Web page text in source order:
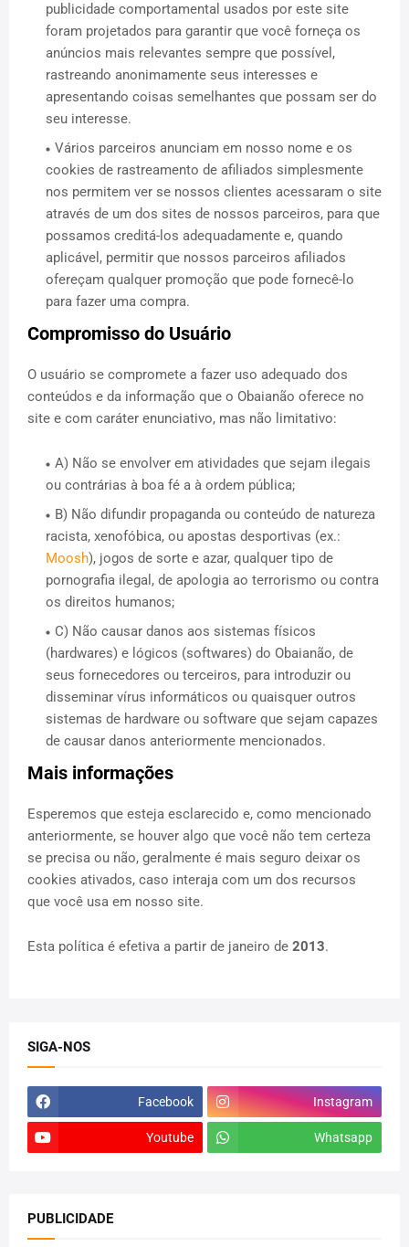
publicidade comportamental usados ​​por este site
foram projetados para garantir que você forneça os
anúncios mais relevantes sempre que possível,
rastreando anonimamente seus interesses e
apresentando coisas semelhantes que possam ser do
seu interesse.
Vários parceiros anunciam em nosso nome e os
cookies de rastreamento de afiliados simplesmente
nos permitem ver se nossos clientes acessaram o site
através de um dos sites de nossos parceiros, para que
possamos creditá-los adequadamente e, quando
aplicável, permitir que nossos parceiros afiliados
ofereçam qualquer promoção que pode fornecê-lo
para fazer uma compra.
Compromisso do Usuário
O usuário se compromete a fazer uso adequado dos
conteúdos e da informação que o Obaianão oferece no
site e com caráter enunciativo, mas não limitativo:
A) Não se envolver em atividades que sejam ilegais
ou contrárias à boa fé a à ordem pública;
B) Não difundir propaganda ou conteúdo de natureza
racista, xenofóbica, ou apostas desportivas (ex.:
Moosh), jogos de sorte e azar, qualquer tipo de
pornografia ilegal, de apologia ao terrorismo ou contra
os direitos humanos;
C) Não causar danos aos sistemas físicos
(hardwares) e lógicos (softwares) do Obaianão, de
seus fornecedores ou terceiros, para introduzir ou
disseminar vírus informáticos ou quaisquer outros
sistemas de hardware ou software que sejam capazes
de causar danos anteriormente mencionados.
Mais informações
Esperemos que esteja esclarecido e, como mencionado
anteriormente, se houver algo que você não tem certeza
se precisa ou não, geralmente é mais seguro deixar os
cookies ativados, caso interaja com um dos recursos
que você usa em nosso site.
Esta política é efetiva a partir de janeiro de 2013.
SIGA-NOS
Facebook Instagram
Youtube Whatsapp
PUBLICIDADE